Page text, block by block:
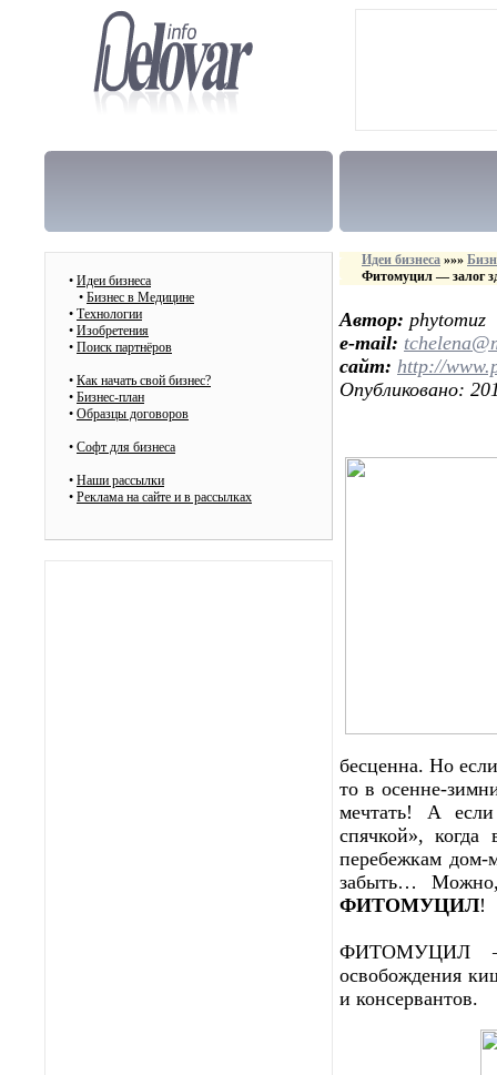
• Идеи бизнеса
• Бизнес в Медицине
• Технологии
• Изобретения
• Поиск партнёров
• Как начать свой бизнес?
• Бизнес-план
• Образцы договоров
• Cофт для бизнеса
• Наши рассылки
• Реклама на сайте и в рассылках
Идеи бизнеса »»»
Фитомуцил — залог
Автор: phytomuz
e-mail:
сайт: http://
Опубликовано:
бесценна. Но
то в осенне-
мечтать! А
спячкой», когда
перебежкам
забыть…
ФИТОМУЦИЛ!
освобождения
и консервантов.